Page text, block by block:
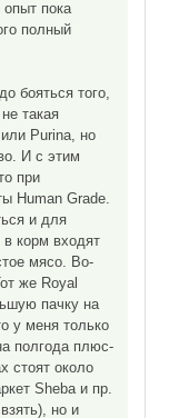
пока
полный
бояться того,
такая
Purina, но
И с этим
при
Human Grade.
и для
корм входят
мясо. Во-
же Royal
пачку на
у меня только
полгода плюс-
стоят около
Sheba и пр.
но и